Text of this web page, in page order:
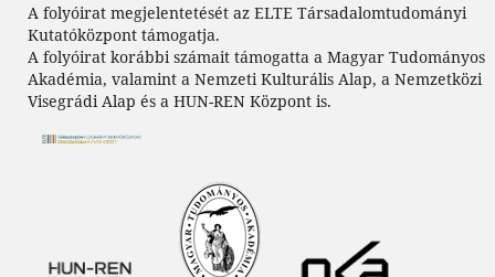
A folyóirat megjelentetését az ELTE Társadalomtudományi
Kutatóközpont támogatja.
A folyóirat korábbi számait támogatta a Magyar Tudományos
Akadémia, valamint a Nemzeti Kulturális Alap, a Nemzetközi
Visegrádi Alap és a HUN-REN Központ is.